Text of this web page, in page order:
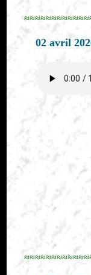
02 avril